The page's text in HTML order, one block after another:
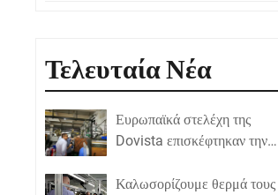
Τελευταία Νέα
Ευρωπαϊκά στελέχη της
Dovista επισκέφτηκαν την
Καλωσορίζουμε θερμά τους